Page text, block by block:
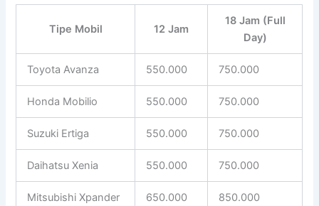
Tipe Mobil 12 Jam
18 Jam (Full
Day)
Toyota Avanza 550.000 750.000
Honda Mobilio 550.000 750.000
Suzuki Ertiga 550.000 750.000
Daihatsu Xenia 550.000 750.000
Mitsubishi Xpander 650.000 850.000